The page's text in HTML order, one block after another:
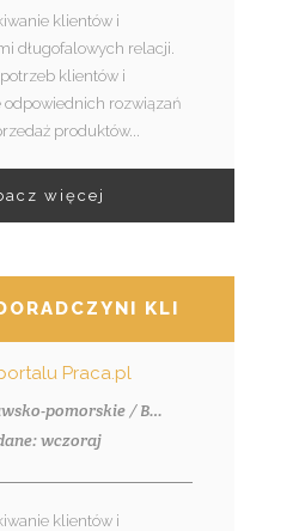
klientów i
długofalowych relacji.
klientów i
odpowiednich rozwiązań
produktów...
więcej
KLIENTA –
Praca.pl
Lokalizacja: kujawsko-pomorskie / Bydgoszcz
wczoraj
klientów i